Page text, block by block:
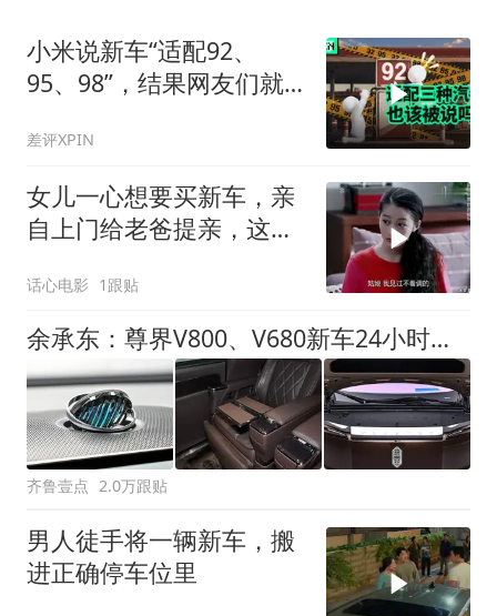
小米说新车“适配92、
95、98”，结果网友们就
差评XPIN
女儿一心想要买新车，亲
自上门给老爸提亲，这操
话心电影 1跟贴
余承东：尊界V800、V680新车24小时大定突破3500台
齐鲁壹点 2.0万跟贴
男人徒手将一辆新车，搬
进正确停车位里